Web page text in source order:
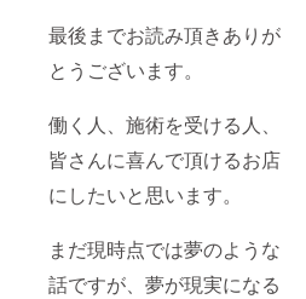
最後までお読み頂きありが
とうございます。
働く人、施術を受ける人、
皆さんに喜んで頂けるお店
にしたいと思います。
まだ現時点では夢のような
話ですが、夢が現実になる